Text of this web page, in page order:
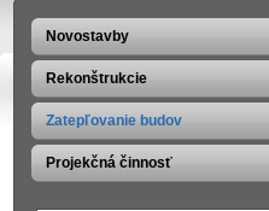
Novostavby
Rekonštrukcie
Zatepľovanie budov
Projekčná činnosť